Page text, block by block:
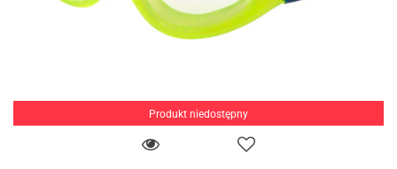
Produkt niedostępny